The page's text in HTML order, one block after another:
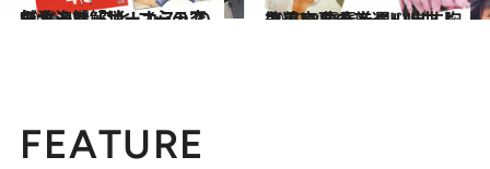
2021.4.2
モヤモヤ解消！ “心の空気清浄機”こと コーラスグループ「サーカス」の魅力
カルチャー 2020.11.16
筒美京平のアイドル曲よ永遠に 青春を思い出す胸アツ12曲を厳選！
カルチャー
FEATURE